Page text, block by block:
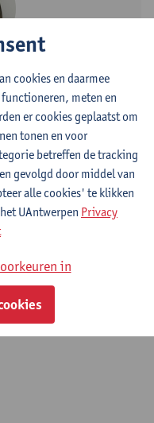
cookies en daarmee
meten en
er cookies geplaatst om
tonen en voor
betreffen de tracking
gevolgd door middel van
alle cookies' te klikken
UAntwerpen Privacy
in